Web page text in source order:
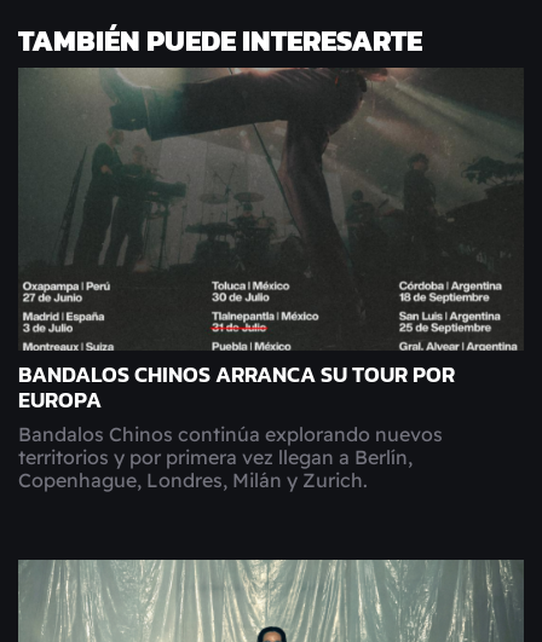
TAMBIÉN PUEDE INTERESARTE
BANDALOS CHINOS ARRANCA SU TOUR POR
EUROPA
Bandalos Chinos continúa explorando nuevos
territorios y por primera vez llegan a Berlín,
Copenhague, Londres, Milán y Zurich.